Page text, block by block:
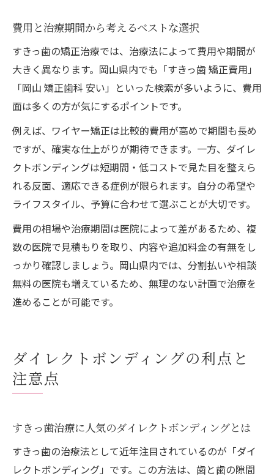
費用と治療期間から考えるベストな選択
すきっ歯の矯正治療では、治療法によって費用や期間が
大きく異なります。岡山県内でも「すきっ歯 矯正費用」
「岡山 矯正歯科 安い」といった検索が多いように、費用
面は多くの方が気にするポイントです。
例えば、ワイヤー矯正は比較的費用が高めで期間も長め
ですが、確実な仕上がりが期待できます。一方、ダイレ
クトボンディングは短期間・低コストで見た目を整えら
れる反面、適応できる症例が限られます。自分の希望や
ライフスタイル、予算に合わせて選ぶことが大切です。
費用の相場や治療期間は医院によって差があるため、複
数の医院で見積もりを取り、内容や追加料金の有無をし
っかり確認しましょう。岡山県内では、分割払いや相談
無料の医院も増えているため、無理のない計画で治療を
進めることが可能です。
ダイレクトボンディングの利点と
注意点
すきっ歯治療に人気のダイレクトボンディングとは
すきっ歯の治療法として近年注目されているのが「ダイ
レクトボンディング」です。この方法は、歯と歯の隙間